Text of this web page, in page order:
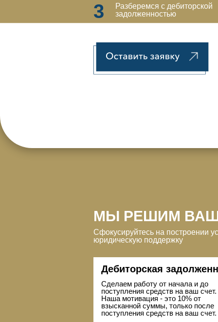
3
Разберемся с дебиторской
задолженностью
МЫ РЕШИМ
Сфокусируйтесь на построении
юридическую поддержку
Дебиторская
Сделаем работу от начала и до
поступления средств на ваш счет.
Наша мотивация - это 10% от
взысканной суммы, только после
поступления средств на ваш счет.